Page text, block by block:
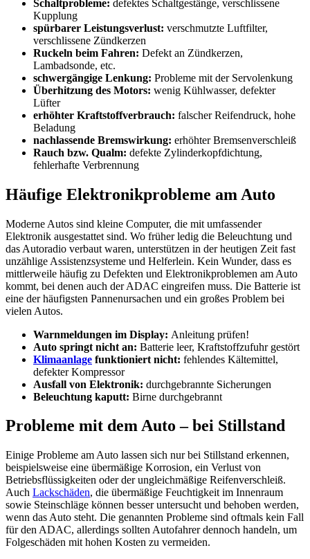
Schaltprobleme: defektes Schaltgestänge, verschlissene
Kupplung
spürbarer Leistungsverlust: verschmutzte Luftfilter,
verschlissene Zündkerzen
Ruckeln beim Fahren: Defekt an Zündkerzen,
Lambadsonde, etc.
schwergängige Lenkung: Probleme mit der Servolenkung
Überhitzung des Motors: wenig Kühlwasser, defekter
Lüfter
erhöhter Kraftstoffverbrauch: falscher Reifendruck, hohe
Beladung
nachlassende Bremswirkung: erhöhter Bremsenverschleiß
Rauch bzw. Qualm: defekte Zylinderkopfdichtung,
fehlerhafte Verbrennung
Häufige Elektronikprobleme am Auto
Moderne Autos sind kleine Computer, die mit umfassender
Elektronik ausgestattet sind. Wo früher ledig die Beleuchtung und
das Autoradio verbaut waren, unterstützen in der heutigen Zeit fast
unzählige Assistenzsysteme und Helferlein. Kein Wunder, dass es
mittlerweile häufig zu Defekten und Elektronikproblemen am Auto
kommt, bei denen auch der ADAC eingreifen muss. Die Batterie ist
eine der häufigsten Pannenursachen und ein großes Problem bei
vielen Autos.
Warnmeldungen im Display: Anleitung prüfen!
Auto springt nicht an: Batterie leer, Kraftstoffzufuhr gestört
Klimaanlage funktioniert nicht: fehlendes Kältemittel,
defekter Kompressor
Ausfall von Elektronik: durchgebrannte Sicherungen
Beleuchtung kaputt: Birne durchgebrannt
Probleme mit dem Auto – bei Stillstand
Einige Probleme am Auto lassen sich nur bei Stillstand erkennen,
beispielsweise eine übermäßige Korrosion, ein Verlust von
Betriebsflüssigkeiten oder der ungleichmäßige Reifenverschleiß.
Auch Lackschäden, die übermäßige Feuchtigkeit im Innenraum
sowie Steinschläge können besser untersucht und behoben werden,
wenn das Auto steht. Die genannten Probleme sind oftmals kein Fall
für den ADAC, allerdings sollten Autofahrer dennoch handeln, um
Folgeschäden mit hohen Kosten zu vermeiden.